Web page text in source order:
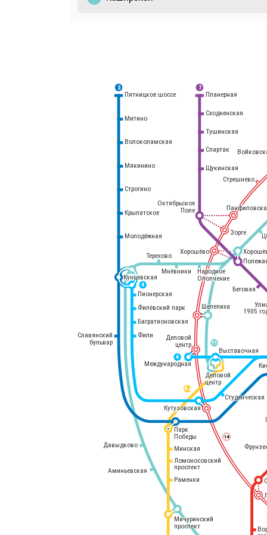
4
3
4
7
8 А
11
14
Деловой
центр
Хорошёво
Зорге
Стрешнево
Планерная
Сходненская
Тушинская
Спартак
Щукинская
Минская
Ломоносовский
проспект
Раменки
Митино
Волоколамская
Мякинино
Строгино
Крылатское
Молодёжная
Кунцевская
Парк
Победы
Пионерская
Филёвский парк
Багратионовская
Фили
Международная
Славянский
бульвар
Выставочная
Пятницкое шоссе
Беговая
1905
Мичуринский
проспект
Аминьевская
Давыдково
Терехово
Мнёвники
Народное
Ополчение
Октябрьское
Поле
Шелепиха
Деловой
центр
Кутузовская
Студенческая
Белорусский
вокзал